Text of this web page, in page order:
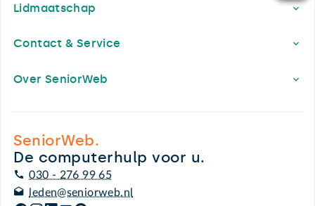
Lidmaatschap
Contact & Service
Over SeniorWeb
SeniorWeb.
De computerhulp voor u.
030 - 276 99 65
leden@seniorweb.nl